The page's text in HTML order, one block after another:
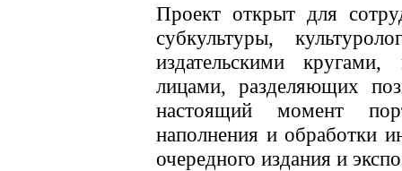
Проект открыт для
субкультуры,
издательскими
лицами, разделяющих
настоящий момент
наполнения и обработки
очередного издания и